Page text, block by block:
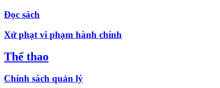
Đọc sách
Xử phạt vi phạm hành chính
Thể thao
Chính sách quản lý